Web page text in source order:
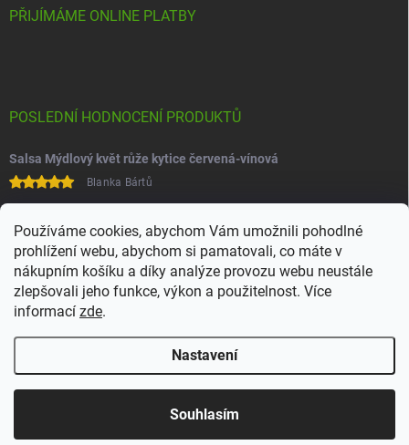
Používáme cookies, abychom Vám umožnili pohodlné
prohlížení webu, abychom si pamatovali, co máte v
nákupním košíku a díky analýze provozu webu neustále
zlepšovali jeho funkce, výkon a použitelnost. Více
informací zde.
Nastavení
Souhlasím
PŘIJÍMÁME ONLINE PLATBY
POSLEDNÍ HODNOCENÍ PRODUKTŮ
Salsa Mýdlový květ růže kytice červená-vínová
Blanka Bártů
Copyright 2026Juchoo. Všechna práva vyhrazena.Upravit nastavení
cookies